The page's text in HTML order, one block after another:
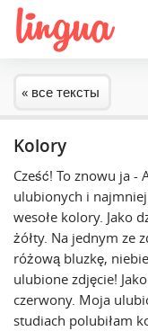
« все тексты
Kolory
Cześć! To znowu ja -
ulubionych i
wesołe kolory. Jako
żółty. Na jednym ze
różową bluzkę,
ulubione zdjęcie!
czerwony. Moja
studiach polubiłam